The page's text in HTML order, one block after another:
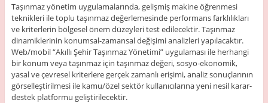
Taşınmaz yönetim uygulamalarında, gelişmiş makine öğrenmesi
teknikleri ile toplu taşınmaz değerlemesinde performans farklılıkları
ve kriterlerin bölgesel önem düzeyleri test edilecektir. Taşınmaz
dinamiklerinin konumsal-zamansal değişimi analizleri yapılacaktır.
Web/mobil “Akıllı Şehir Taşınmaz Yönetimi” uygulaması ile herhangi
bir konum veya taşınmaz için taşınmaz değeri, sosyo-ekonomik,
yasal ve çevresel kriterlere gerçek zamanlı erişimi, analiz sonuçlarının
görselleştirilmesi ile kamu/özel sektör kullanıcılarına yeni nesil karar-
destek platformu geliştirilecektir.